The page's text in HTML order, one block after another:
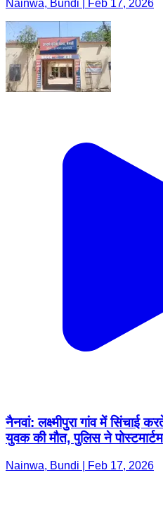
Nainwa, Bundi | Feb 17, 2026
नैनवां: लक्ष्मीपुरा गांव में
युवक की मौत, पुलिस ने
Nainwa, Bundi | Feb 17, 2026